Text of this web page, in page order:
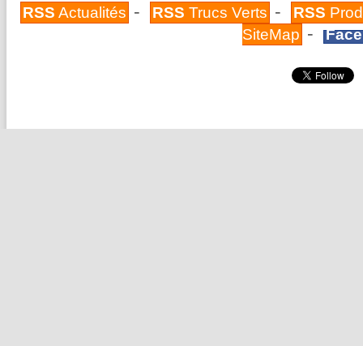
RSS Actualités - RSS Trucs Verts - RSS
SiteMap -